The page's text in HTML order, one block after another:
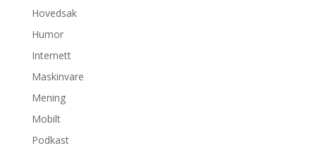
Hovedsak
Humor
Internett
Maskinvare
Mening
Mobilt
Podkast